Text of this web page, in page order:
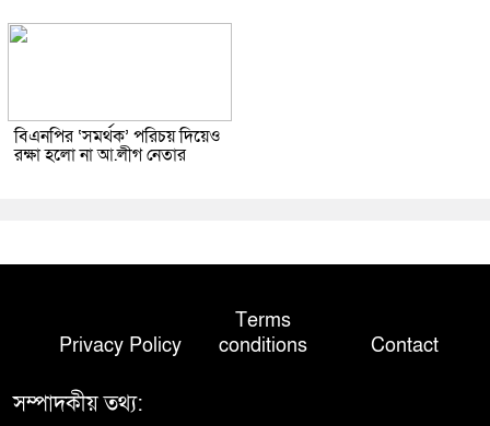
বিএনপির ‘সমর্থক’ পরিচয় দিয়েও
রক্ষা হলো না আ.লীগ নেতার
Privacy Policy
Terms
conditions
Contact
সম্পাদকীয় তথ্য: